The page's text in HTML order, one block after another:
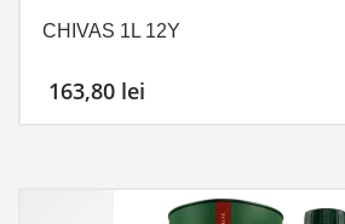
CHIVAS 1L 12Y
163,80 lei